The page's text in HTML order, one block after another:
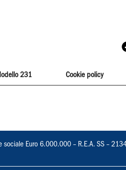
231 Cookie policy
Euro 6.000.000 – R.E.A. SS –